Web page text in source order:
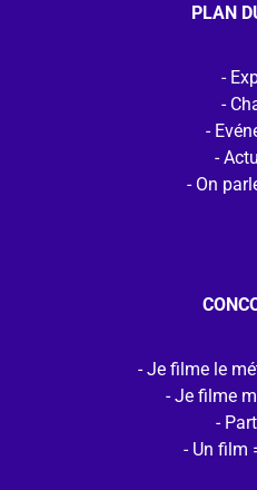
PLAN
On
Je filme le
Je filme
Un film